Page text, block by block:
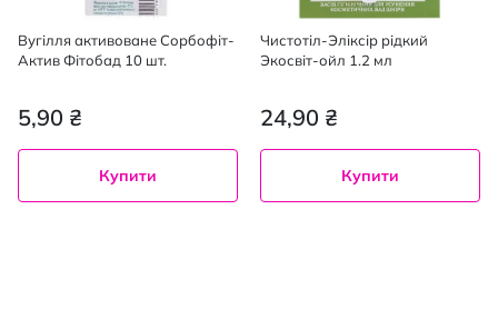
Вугілля активоване Сорбофіт-
Актив Фітобад 10 шт.
5,90 ₴
Купити
Чистотіл-Эліксір рідкий
Экосвіт-ойл 1.2 мл
24,90 ₴
Купити